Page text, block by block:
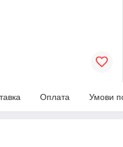
Оплата Умови